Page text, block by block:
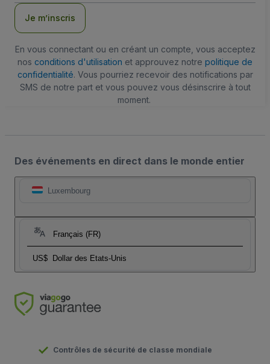
Je m’inscris
En vous connectant ou en créant un compte, vous acceptez
nos conditions d'utilisation et approuvez notre politique de
confidentialité. Vous pourriez recevoir des notifications par
SMS de notre part et vous pouvez vous désinscrire à tout
moment.
Des événements en direct dans le monde entier
Luxembourg
Français (FR)
US$ Dollar des Etats-Unis
Contrôles de sécurité de classe mondiale